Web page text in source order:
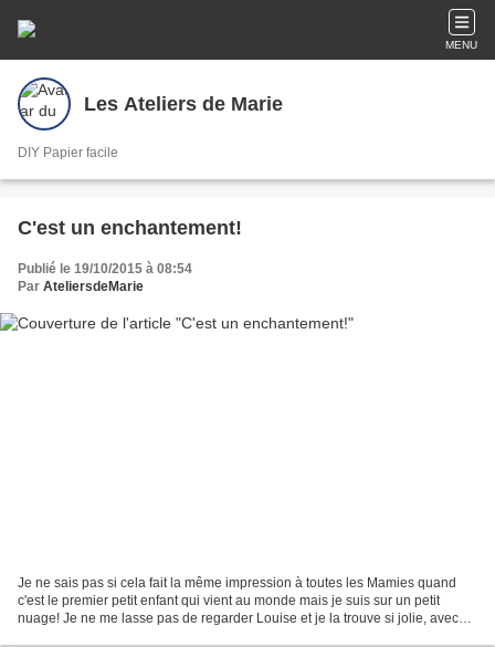
MENU
Les Ateliers de Marie
DIY Papier facile
C'est un enchantement!
Publié le 19/10/2015 à 08:54
Par AteliersdeMarie
Je ne sais pas si cela fait la même impression à toutes les Mamies quand
c'est le premier petit enfant qui vient au monde mais je suis sur un petit
nuage! Je ne me lasse pas de regarder Louise et je la trouve si jolie, avec